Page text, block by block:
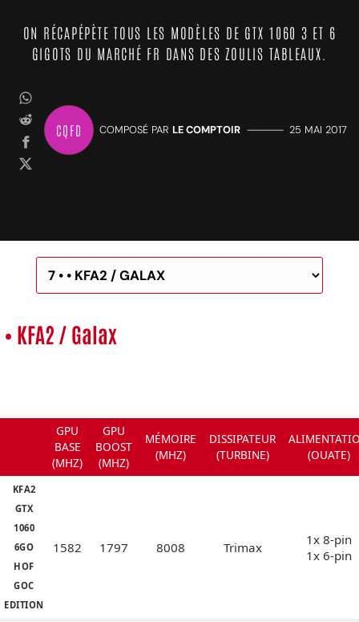
ON RÉCAPÉPÈTE TOUS LES MODÈLES DE GTX 1060 3 ET 6
GIGOTS DU MARCHÉ FR DANS DES ZOULIS TABLEAUX.
CQFD COMPOSÉ PAR LE COMPTOIR ————— 25 MAI 2017
• KFA2 / Galax
GPU
BASE
(MHZ)
GPU
BOOST
(MHZ)
MÉMOIRE
(MHZ)
DISSIPATEUR
(TURBINE)
(OUATE)
KFA2
GTX
1060
6GO
HOF
GOC
EDITION
1582 1797 8008 Trimax
1x 8-pin
1x 6-pin